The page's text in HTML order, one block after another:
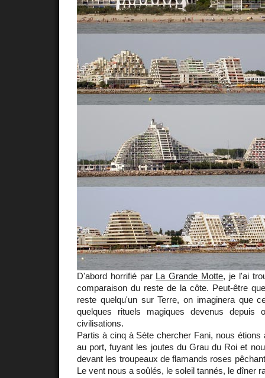
D'abord horrifié par La Grande Motte, je l'ai
comparaison du reste de la côte. Peut-être
reste quelqu'un sur Terre, on imaginera que
quelques rituels magiques devenus depuis
civilisations.
Partis à cinq à Sète chercher Fani, nous
au port, fuyant les joutes du Grau du Roi et
devant les troupeaux de flamands roses
Le vent nous a soûlés, le soleil tannés, le dîner